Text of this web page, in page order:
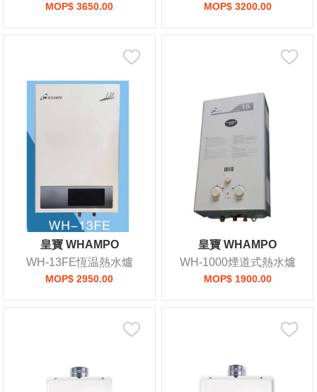
MOP$ 3650.00 MOP$ 3200.00
皇寶 WHAMPO
WH-13FE恆温熱水爐
MOP$ 2950.00
皇寶 WHAMPO
WH-1000煙道式熱水爐
MOP$ 1900.00